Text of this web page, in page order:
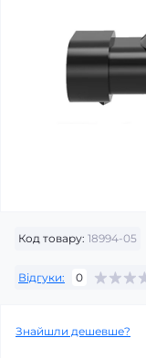
Код товару: 18994-05
Відгуки: 0
Знайшли дешевше?